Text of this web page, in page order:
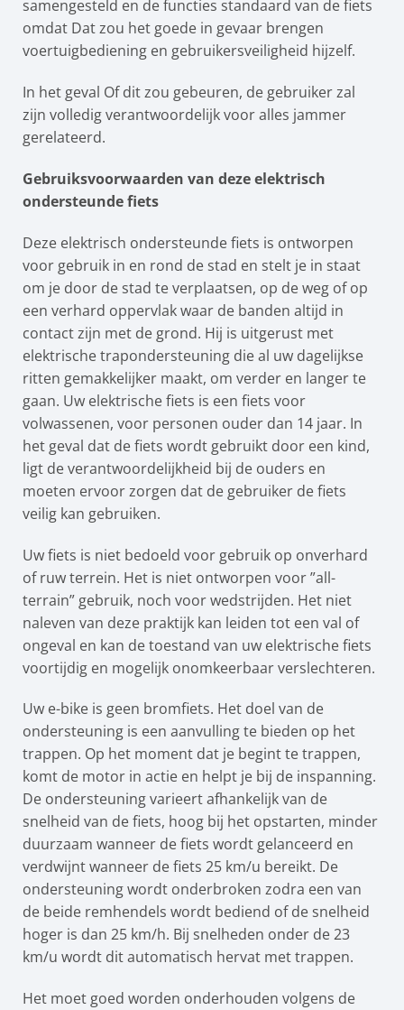
samengesteld en de functies standaard van de fiets
omdat Dat zou het goede in gevaar brengen
voertuigbediening en gebruikersveiligheid hijzelf.
In het geval Of dit zou gebeuren, de gebruiker zal
zijn volledig verantwoordelijk voor alles jammer
gerelateerd.
Gebruiksvoorwaarden van deze elektrisch
ondersteunde fiets
Deze elektrisch ondersteunde fiets is ontworpen
voor gebruik in en rond de stad en stelt je in staat
om je door de stad te verplaatsen, op de weg of op
een verhard oppervlak waar de banden altijd in
contact zijn met de grond. Hij is uitgerust met
elektrische trapondersteuning die al uw dagelijkse
ritten gemakkelijker maakt, om verder en langer te
gaan. Uw elektrische fiets is een fiets voor
volwassenen, voor personen ouder dan 14 jaar. In
het geval dat de fiets wordt gebruikt door een kind,
ligt de verantwoordelijkheid bij de ouders en
moeten ervoor zorgen dat de gebruiker de fiets
veilig kan gebruiken.
Uw fiets is niet bedoeld voor gebruik op onverhard
of ruw terrein. Het is niet ontworpen voor ”all-
terrain” gebruik, noch voor wedstrijden. Het niet
naleven van deze praktijk kan leiden tot een val of
ongeval en kan de toestand van uw elektrische fiets
voortijdig en mogelijk onomkeerbaar verslechteren.
Uw e-bike is geen bromfiets. Het doel van de
ondersteuning is een aanvulling te bieden op het
trappen. Op het moment dat je begint te trappen,
komt de motor in actie en helpt je bij de inspanning.
De ondersteuning varieert afhankelijk van de
snelheid van de fiets, hoog bij het opstarten, minder
duurzaam wanneer de fiets wordt gelanceerd en
verdwijnt wanneer de fiets 25 km/u bereikt. De
ondersteuning wordt onderbroken zodra een van
de beide remhendels wordt bediend of de snelheid
hoger is dan 25 km/h. Bij snelheden onder de 23
km/u wordt dit automatisch hervat met trappen.
Het moet goed worden onderhouden volgens de